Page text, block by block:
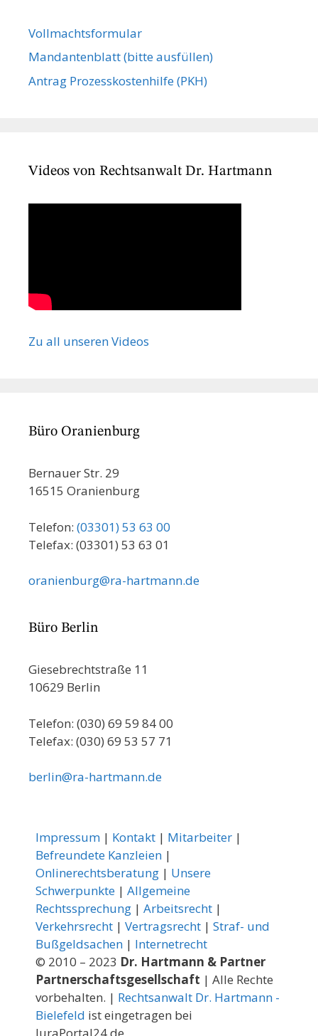
Vollmachts­formular
Mandanten­blatt (bitte ausfüllen)
Antrag Prozesskostenhilfe (PKH)
Videos von Rechtsanwalt Dr. Hartmann
Zu all unseren Videos
Büro Oranienburg
Bernauer Str. 29
16515 Oranienburg
Telefon: (03301) 53 63 00
Telefax: (03301) 53 63 01
oranienburg@ra-hartmann.de
Büro Berlin
Giesebrechtstraße 11
10629 Berlin
Telefon: (030) 69 59 84 00
Telefax: (030) 69 53 57 71
berlin@ra-hartmann.de
Impressum | Kontakt | Mitarbeiter |
Befreundete Kanzleien |
Onlinerechtsberatung | Unsere
Schwerpunkte | Allgemeine
Rechtssprechung | Arbeitsrecht |
Verkehrsrecht | Vertragsrecht | Straf- und
Bußgeldsachen | Internetrecht
© 2010 – 2023 Dr. Hartmann & Partner
Partnerschaftsgesellschaft | Alle Rechte
vorbehalten. | Rechtsanwalt Dr. Hartmann -
Bielefeld ist eingetragen bei